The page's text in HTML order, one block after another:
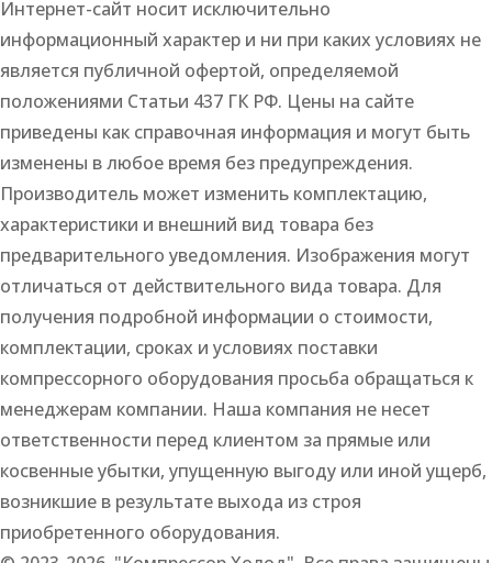
Интернет-сайт носит исключительно
информационный характер и ни при каких условиях не
является публичной офертой, определяемой
положениями Статьи 437 ГК РФ. Цены на сайте
приведены как справочная информация и могут быть
изменены в любое время без предупреждения.
Производитель может изменить комплектацию,
характеристики и внешний вид товара без
предварительного уведомления. Изображения могут
отличаться от действительного вида товара. Для
получения подробной информации о стоимости,
комплектации, сроках и условиях поставки
компрессорного оборудования просьба обращаться к
менеджерам компании. Наша компания не несет
ответственности перед клиентом за прямые или
косвенные убытки, упущенную выгоду или иной ущерб,
возникшие в результате выхода из строя
приобретенного оборудования.